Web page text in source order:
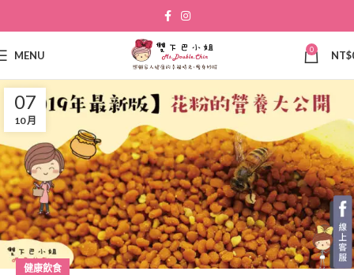
MENU 0 NT$
07
10 月
健康飲食